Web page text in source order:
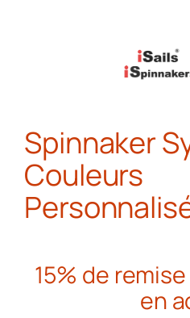
Spinnaker
Couleurs
15% de
en